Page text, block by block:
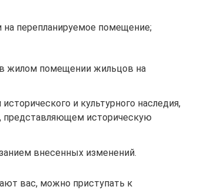
перепланируемое помещение;
в жилом помещении жильцов на
и культурного наследия,
представляющем историческую
внесенных изменений.
вас, можно приступать к